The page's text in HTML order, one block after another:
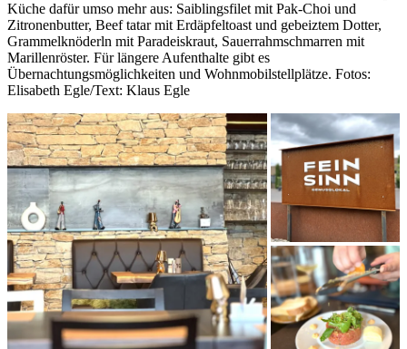
Küche dafür umso mehr aus: Saiblingsfilet mit Pak-Choi und
Zitronenbutter, Beef tatar mit Erdäpfeltoast und gebeiztem Dotter,
Grammelknöderln mit Paradeiskraut, Sauerrahmschmarren mit
Marillenröster. Für längere Aufenthalte gibt es
Übernachtungsmöglichkeiten und Wohnmobilstellplätze. Fotos:
Elisabeth Egle/Text: Klaus Egle